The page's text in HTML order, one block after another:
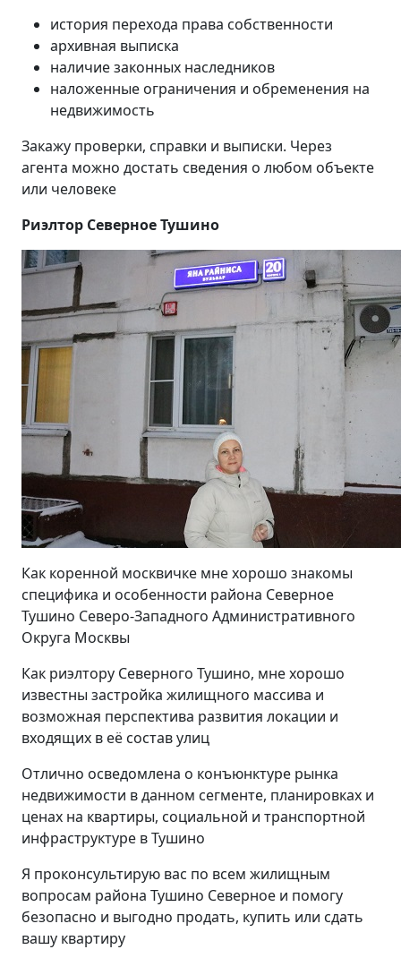
история перехода права собственности
архивная выписка
наличие законных наследников
наложенные ограничения и обременения на
недвижимость
Закажу проверки, справки и выписки. Через
агента можно достать сведения о любом объекте
или человеке
Риэлтор Северное Тушино
Как коренной москвичке мне хорошо знакомы
специфика и особенности района Северное
Тушино Северо-Западного Административного
Округа Москвы
Как риэлтору Северного Тушино, мне хорошо
известны застройка жилищного массива и
возможная перспектива развития локации и
входящих в её состав улиц
Отлично осведомлена о конъюнктуре рынка
недвижимости в данном сегменте, планировках и
ценах на квартиры, социальной и транспортной
инфраструктуре в Тушино
Я проконсультирую вас по всем жилищным
вопросам района Тушино Северное и помогу
безопасно и выгодно продать, купить или сдать
вашу квартиру